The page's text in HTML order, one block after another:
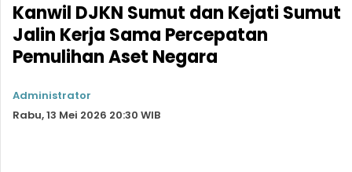
Kanwil DJKN Sumut dan Kejati Sumut
Jalin Kerja Sama Percepatan
Pemulihan Aset Negara
Administrator
Rabu, 13 Mei 2026 20:30 WIB